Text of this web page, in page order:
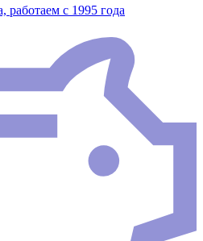
работаем с 1995 года